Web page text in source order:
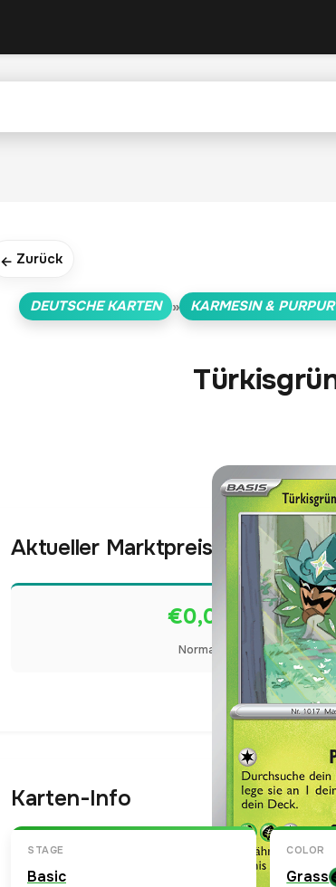
← Zurück
DEUTSCHE KARTEN » KARMESIN &
Aktueller Marktpreis
€0,09
Normal
Karten-Info
STAGE
Basic
COLOR
Grass